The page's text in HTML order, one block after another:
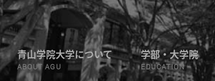
青山学院大学について
ABOUT AGU
学部・大学院
EDUCATION